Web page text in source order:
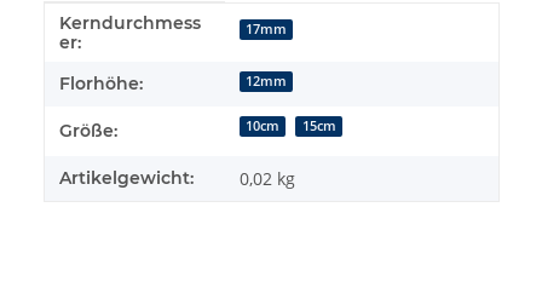
Produkteigenschaft
Wert
Kerndurchmess
er:
17mm
Florhöhe: 12mm
Größe: 10cm 15cm
Artikelgewicht: 0,02 kg